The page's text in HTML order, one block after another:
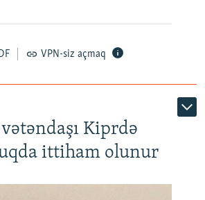
VPN-siz açmaq
Kiprdə
ittiham olunur